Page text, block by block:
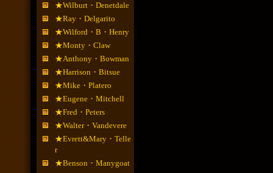
★Wilburt・Denetdale
★Ray・Delgarito
★Wilford・B・Henry
★Monty・Claw
★Anthony・Bowman
★Harrison・Bitsue
★Mike・Platero
★Eugene・Mitchell
★Fred・Peters
★Walter・Vandevere
★Evrett&Mary・Telle
r
★Benson・Manygoat